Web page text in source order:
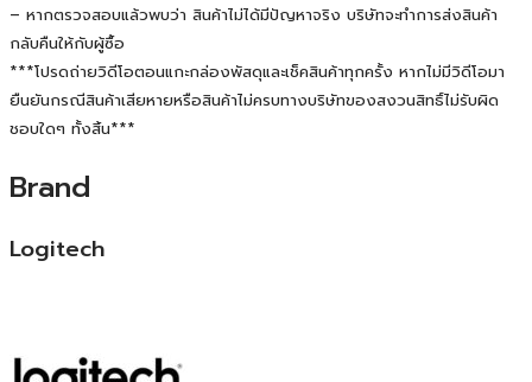
– หากตรวจสอบแล้วพบว่า สินค้าไม่ได้มีปัญหาจริง บริษัทจะทำการส่งสินค้า
กลับคืนให้กับผู้ซื้อ
***โปรดถ่ายวิดีโอตอนแกะกล่องพัสดุและเช็คสินค้าทุกครั้ง หากไม่มีวิดีโอมา
ยืนยันกรณีสินค้าเสียหายหรือสินค้าไม่ครบทางบริษัทของสงวนสิทธิ์ไม่รับผิด
ชอบใดๆ ทั้งสิ้น***
Brand
Logitech